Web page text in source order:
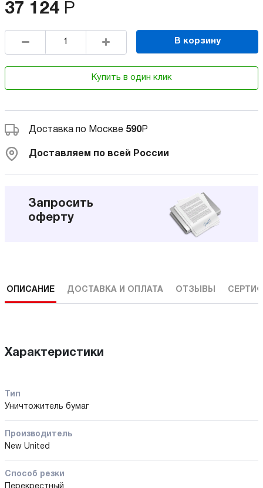
37 124 Р
В корзину
Купить в один клик
Доставка по Москве 590Р
Доставляем по всей России
Запросить
оферту
ОПИСАНИЕ ДОСТАВКА И ОПЛАТА ОТЗЫВЫ
Характеристики
Тип
Уничтожитель бумаг
Производитель
New United
Способ резки
Перекрестный